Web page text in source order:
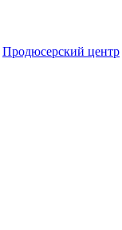
Продюсерский центр